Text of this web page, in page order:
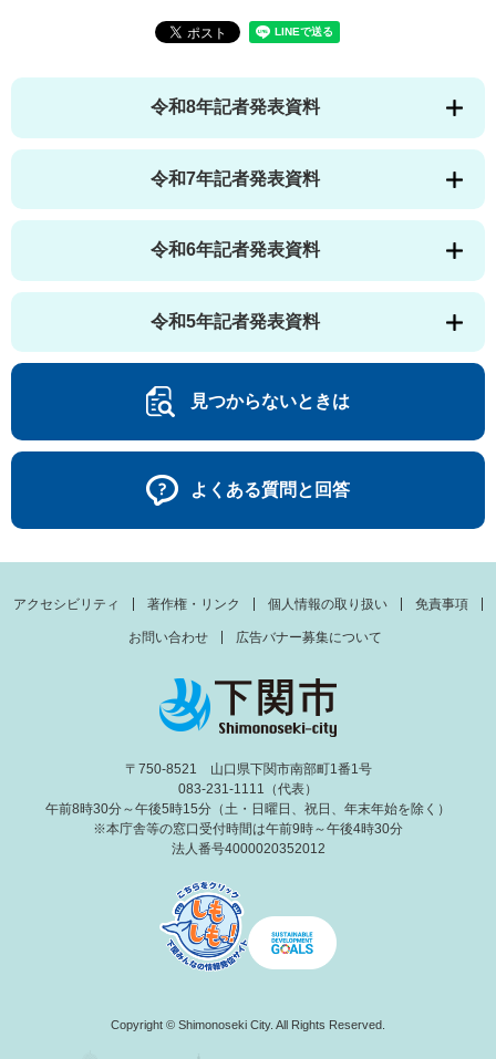
令和8年記者発表資料
令和7年記者発表資料
令和6年記者発表資料
令和5年記者発表資料
見つからないときは
よくある質問と回答
アクセシビリティ 著作権・リンク 個人情報の取り扱い 免責事項
お問い合わせ 広告バナー募集について
〒750-8521 山口県下関市南部町1番1号
083-231-1111（代表）
午前8時30分～午後5時15分（土・日曜日、祝日、年末年始を除く）
※本庁舎等の窓口受付時間は午前9時～午後4時30分
法人番号4000020352012
Copyright © Shimonoseki City. All Rights Reserved.